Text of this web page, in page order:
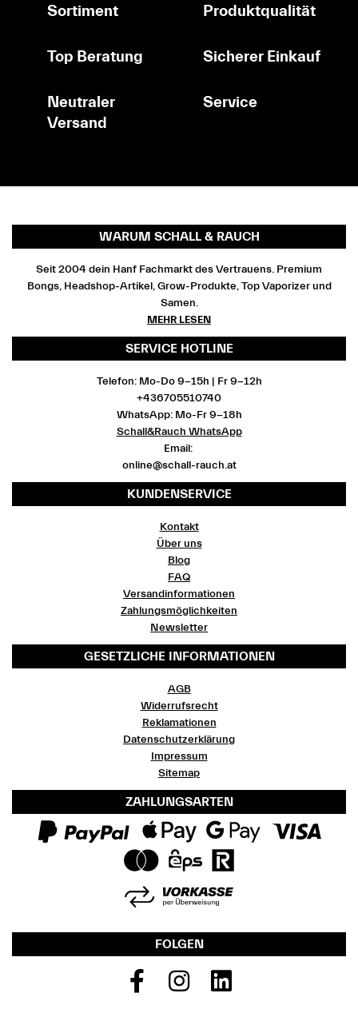
Sortiment
Produktqualität
Top Beratung Sicherer Einkauf
Neutraler
Versand
Service
WARUM SCHALL & RAUCH
Seit 2004 dein Hanf Fachmarkt des Vertrauens. Premium
Bongs, Headshop-Artikel, Grow-Produkte, Top Vaporizer und
Samen.
MEHR LESEN
SERVICE HOTLINE
Telefon: Mo-Do 9-15h | Fr 9-12h
+436705510740
WhatsApp: Mo-Fr 9-18h
Schall&Rauch WhatsApp
Email:
online@schall-rauch.at
KUNDENSERVICE
Kontakt
Über uns
Blog
FAQ
Versandinformationen
Zahlungsmöglichkeiten
Newsletter
GESETZLICHE INFORMATIONEN
AGB
Widerrufsrecht
Reklamationen
Datenschutzerklärung
Impressum
Sitemap
ZAHLUNGSARTEN
FOLGEN